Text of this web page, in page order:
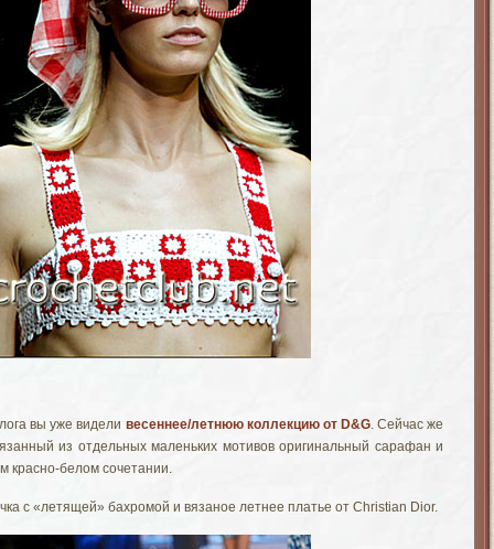
вы уже видели весеннее/летнюю коллекцию от D&G. Сейчас же
из отдельных маленьких мотивов оригинальный сарафан и
красно-белом сочетании.
с «летящей» бахромой и вязаное летнее платье от Christian Dior.